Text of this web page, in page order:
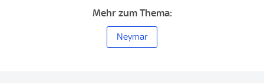
Mehr zum Thema:
Neymar